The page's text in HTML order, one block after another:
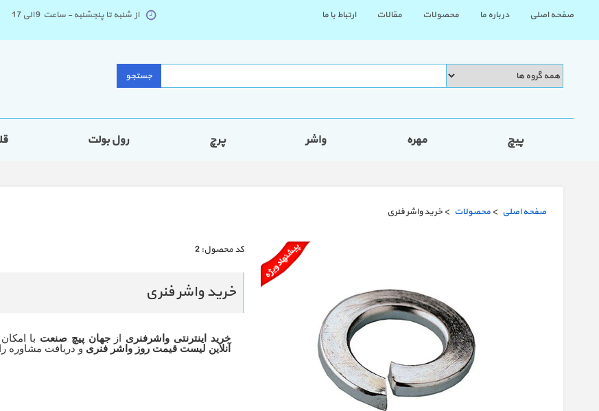
صفحه اصلی درباره ما محصولات مقالات ارتباط با ما از شنبه تا پنجشنبه - ساعت 9 الی 17
جستجو
پیچ مهره واشر پرچ رول بولت
صفحه اصلی > محصولات > خرید واشر فنری
كد محصول:2
خرید واشر فنری
خرید اینترنتی واشرفنری از جهان پیچ صنعت با امکان
آنلاین لیست قیمت روز واشر فنری و دریافت مشاوره